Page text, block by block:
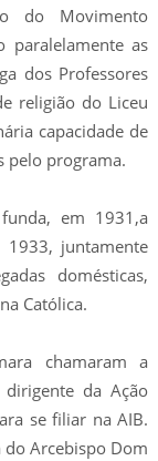
do Movimento
paralelamente as
dos Professores
religião do Liceu
capacidade de
pelo programa.
em 1931,a
1933, juntamente
domésticas,
Católica.
chamaram a
da Ação
se filiar na AIB.
do Arcebispo Dom